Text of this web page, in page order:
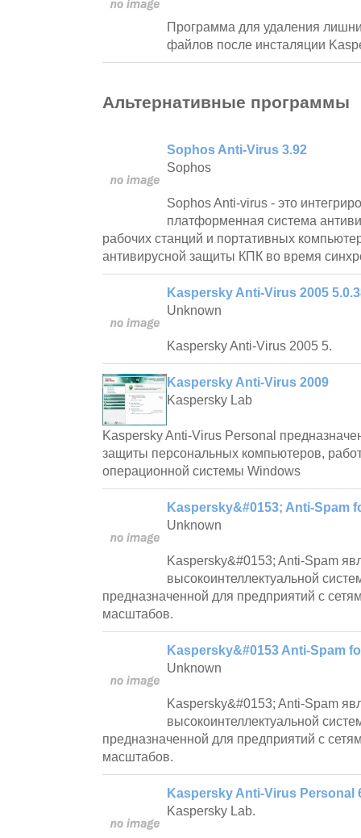
Программа для удаления
файлов после инсталяции
Альтернативные программы
Sophos Anti-Virus 3.92
Sophos
Sophos Anti-virus - это
платформенная система
рабочих станций и портативных
антивирусной защиты КПК во время
Kaspersky Anti-Virus 2005
Unknown
Kaspersky Anti-Virus 2005 5.
Kaspersky Anti-Virus 2009
Kaspersky Lab
Kaspersky Anti-Virus Personal
защиты персональных компьютеров,
операционной системы Windows
Kaspersky&#0153; Anti-Spam
Unknown
Kaspersky&#0153; Anti-Spam
высокоинтеллектуальной
предназначенной для предприятий с
масштабов.
Kaspersky&#0153 Anti-Spam
Unknown
Kaspersky&#0153; Anti-Spam
высокоинтеллектуальной
предназначенной для предприятий с
масштабов.
Kaspersky Anti-Virus Personal
Kaspersky Lab.